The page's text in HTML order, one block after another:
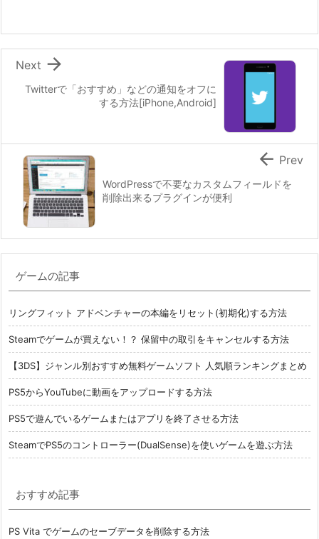
Twitterで「おすすめ」などの通知をオフに
する方法[iPhone,Android]

Next
WordPressで不要なカスタムフィールドを
削除出来るプラグインが便利
 Prev
ゲームの記事
リングフィット アドベンチャーの本編をリセット(初期化)する方法
Steamでゲームが買えない！？ 保留中の取引をキャンセルする方法
【3DS】ジャンル別おすすめ無料ゲームソフト 人気順ランキングまとめ
PS5からYouTubeに動画をアップロードする方法
PS5で遊んでいるゲームまたはアプリを終了させる方法
SteamでPS5のコントローラー(DualSense)を使いゲームを遊ぶ方法
おすすめ記事
PS Vita でゲームのセーブデータを削除する方法